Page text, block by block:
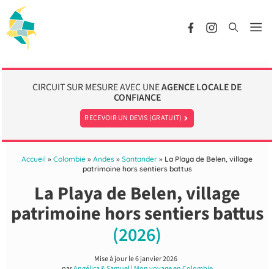
au
contenu
CIRCUIT SUR MESURE AVEC UNEAGENCE LOCALE DE
CONFIANCE
RECEVOIR UN DEVIS (GRATUIT)
Accueil » Colombie » Andes » Santander » La Playa de Belen, village
patrimoine hors sentiers battus
La Playa de Belen, village
patrimoine hors sentiers battus
(2026)
Mise à jour le6 janvier 2026